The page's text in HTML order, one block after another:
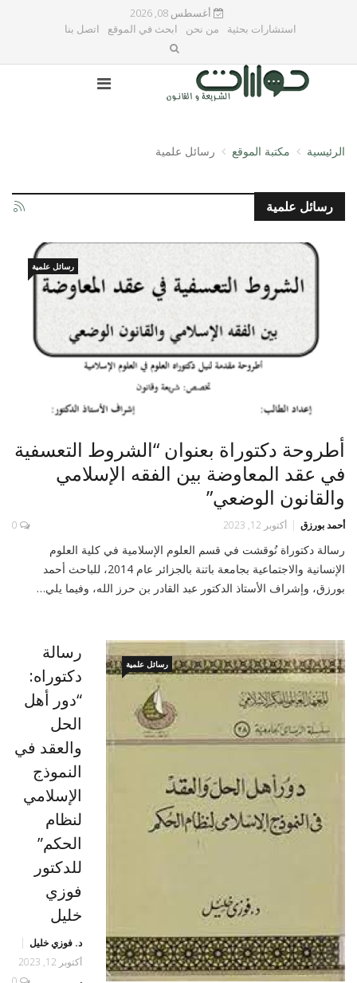
أغسطس 08, 2026
استشارات بحثية
من نحن ابحث في الموقع اتصل بنا
الرئيسية مكتبة الموقع رسائل علمية
رسائل علمية
رسائل علمية
أطروحة دكتوراة بعنوان “الشروط التعسفية
في عقد المعاوضة بين الفقه الإسلامي
والقانون الوضعي”
أحمد بورزق أكتوبر 12, 2023 0
رسالة دكتوراة نُوقشت في قسم العلوم الإسلامية في كلية العلوم
الإنسانية والاجتماعية بجامعة باتنة بالجزائر عام 2014، للباحث أحمد
بورزق، وإشراف الأستاذ الدكتور عبد القادر بن حرز الله، وفيما يلي…
رسائل علمية
رسالة
دكتوراه:
“دور أهل
الحل
والعقد في
النموذج
الإسلامي
لنظام
الحكم”
للدكتور
فوزي
خليل
د. فوزي خليل
أكتوبر 12, 2023